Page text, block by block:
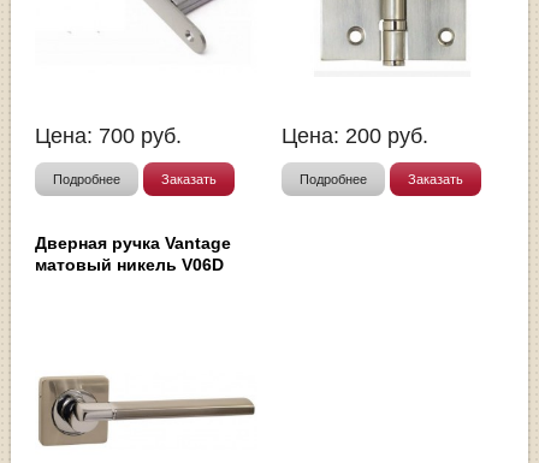
Цена: 700 руб.
Подробнее Заказать
Цена: 200 руб.
Подробнее Заказать
Дверная ручка Vantage
матовый никель V06D